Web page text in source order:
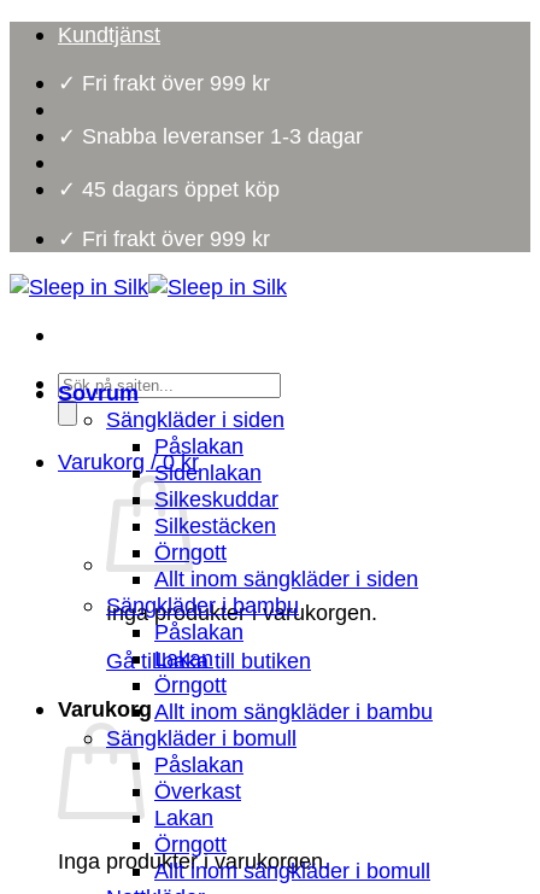
Skip
content
Kundtjänst
✓ Fri frakt över 999 kr
✓ Snabba leveranser 1-3 dagar
✓ 45 dagars öppet köp
✓ Fri frakt över 999 kr
Products
search
Varukorg /0kr
Inga produkter i varukorgen.
Gå tillbaka till butiken
Varukorg
Inga produkter i varukorgen.
Sovrum
Sängkläder i siden
Påslakan
Sidenlakan
Silkeskuddar
Silkestäcken
Örngott
Allt inom sängkläder i siden
Sängkläder i bambu
Påslakan
Lakan
Örngott
Allt inom sängkläder i bambu
Sängkläder i bomull
Påslakan
Överkast
Lakan
Örngott
Allt inom sängkläder i bomull